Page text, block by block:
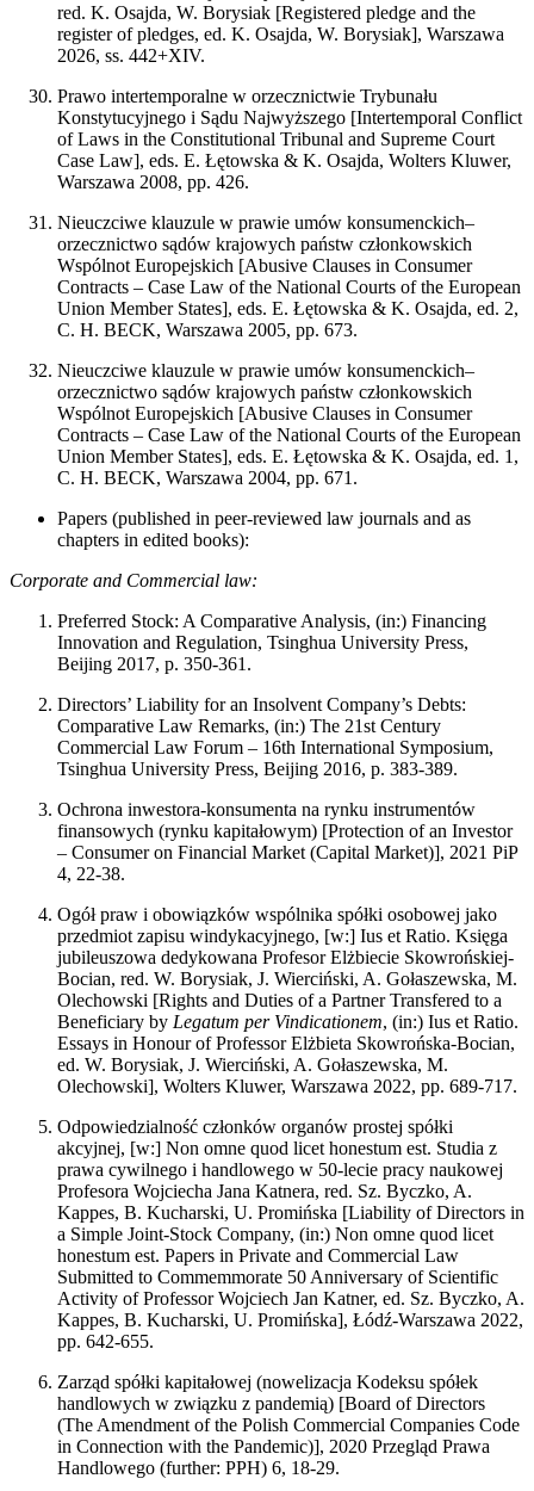
red. K. Osajda, W. Borysiak [Registered pledge and the
register of pledges, ed. K. Osajda, W. Borysiak], Warszawa
2026, ss. 442+XIV.
Prawo intertemporalne w orzecznictwie Trybunału
Konstytucyjnego i Sądu Najwyższego [Intertemporal Conflict
of Laws in the Constitutional Tribunal and Supreme Court
Case Law], eds. E. Łętowska & K. Osajda, Wolters Kluwer,
Warszawa 2008, pp. 426.
Nieuczciwe klauzule w prawie umów konsumenckich–
orzecznictwo sądów krajowych państw członkowskich
Wspólnot Europejskich [Abusive Clauses in Consumer
Contracts – Case Law of the National Courts of the European
Union Member States], eds. E. Łętowska & K. Osajda, ed. 2,
C. H. BECK, Warszawa 2005, pp. 673.
Nieuczciwe klauzule w prawie umów konsumenckich–
orzecznictwo sądów krajowych państw członkowskich
Wspólnot Europejskich [Abusive Clauses in Consumer
Contracts – Case Law of the National Courts of the European
Union Member States], eds. E. Łętowska & K. Osajda, ed. 1,
C. H. BECK, Warszawa 2004, pp. 671.
Papers (published in peer-reviewed law journals and as
chapters in edited books):
Corporate and Commercial law:
Preferred Stock: A Comparative Analysis, (in:) Financing
Innovation and Regulation, Tsinghua University Press,
Beijing 2017, p. 350-361.
Directors’ Liability for an Insolvent Company’s Debts:
Comparative Law Remarks, (in:) The 21st Century
Commercial Law Forum – 16th International Symposium,
Tsinghua University Press, Beijing 2016, p. 383-389.
Ochrona inwestora-konsumenta na rynku instrumentów
finansowych (rynku kapitałowym) [Protection of an Investor
– Consumer on Financial Market (Capital Market)], 2021 PiP
4, 22-38.
Ogół praw i obowiązków wspólnika spółki osobowej jako
przedmiot zapisu windykacyjnego, [w:] Ius et Ratio. Księga
jubileuszowa dedykowana Profesor Elżbiecie Skowrońskiej-
Bocian, red. W. Borysiak, J. Wierciński, A. Gołaszewska, M.
Olechowski [Rights and Duties of a Partner Transfered to a
Beneficiary by Legatum per Vindicationem, (in:) Ius et Ratio.
Essays in Honour of Professor Elżbieta Skowrońska-Bocian,
ed. W. Borysiak, J. Wierciński, A. Gołaszewska, M.
Olechowski], Wolters Kluwer, Warszawa 2022, pp. 689-717.
Odpowiedzialność członków organów prostej spółki
akcyjnej, [w:] Non omne quod licet honestum est. Studia z
prawa cywilnego i handlowego w 50-lecie pracy naukowej
Profesora Wojciecha Jana Katnera, red. Sz. Byczko, A.
Kappes, B. Kucharski, U. Promińska [Liability of Directors in
a Simple Joint-Stock Company, (in:) Non omne quod licet
honestum est. Papers in Private and Commercial Law
Submitted to Commemmorate 50 Anniversary of Scientific
Activity of Professor Wojciech Jan Katner, ed. Sz. Byczko, A.
Kappes, B. Kucharski, U. Promińska], Łódź-Warszawa 2022,
pp. 642-655.
Zarząd spółki kapitałowej (nowelizacja Kodeksu spółek
handlowych w związku z pandemią) [Board of Directors
(The Amendment of the Polish Commercial Companies Code
in Connection with the Pandemic)], 2020 Przegląd Prawa
Handlowego (further: PPH) 6, 18-29.